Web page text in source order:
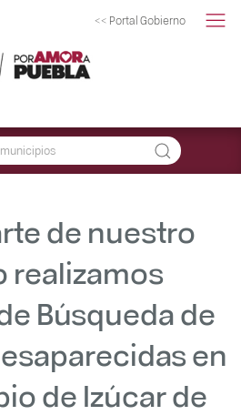
<< Portal Gobierno
de nuestro
realizamos
Búsqueda de
en
de Izúcar de